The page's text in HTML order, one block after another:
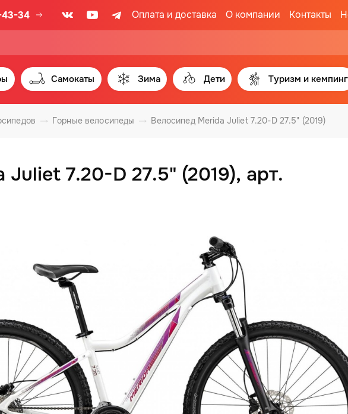
43-34 Оплата и доставка О компании Контакты
Самокаты Зима Дети Туризм и кемпинг
Горные велосипеды Велосипед Merida Juliet 7.20-D 27.5" (2019)
7.20-D 27.5" (2019), арт.